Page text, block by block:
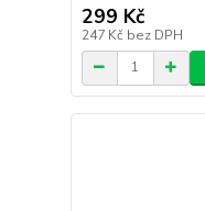
299 Kč
247 Kč bez DPH